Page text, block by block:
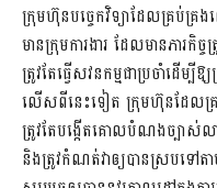
ក្រុមហ៊ុនបច្ចេកវិទ្យាដែលគ្រប់គ្រង
មានក្រុមការងារ ដែលមានភារកិ
ត្រូវតែធ្វើសវនកម្មជាប្រចាំដើម្បី
លើសពីនេះទៀត ក្រុមហ៊ុនដែលគ្រ
ត្រូវតែបង្កើតគោលបំណងច្បាស់ល
និងត្រូវកំណត់វាឲ្យបានស្របទៅត